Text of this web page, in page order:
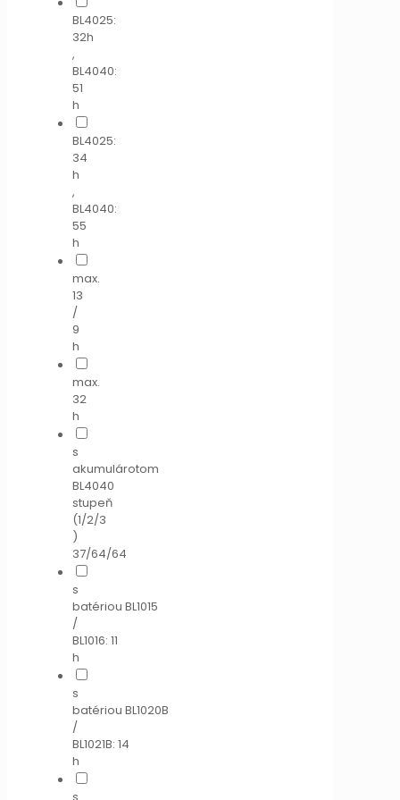
BL4025:
32h
,
BL4040:
51
h
BL4025:
34
h
,
BL4040:
55
h
max.
13
/
9
h
max.
32
h
s
akumulárotom
BL4040
stupeň
(1/2/3
)
37/64/64
s
batériou BL1015
/
BL1016: 11
h
s
batériou BL1020B
/
BL1021B: 14
h